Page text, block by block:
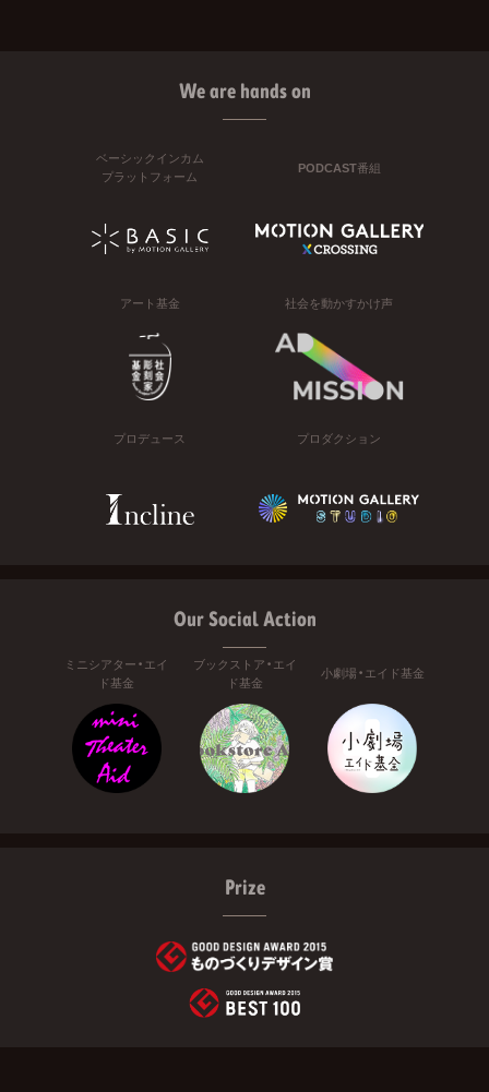
We are hands on
ベーシックインカム
プラットフォーム
PODCAST番組
アート基金 社会を動かすかけ声
プロデュース プロダクション
Our Social Action
ミニシアター・エイ
ド基金
ブックストア・エイ
ド基金
小劇場・エイド基金
Prize